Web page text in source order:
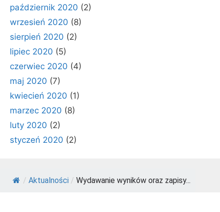
październik 2020 (2)
wrzesień 2020 (8)
sierpień 2020 (2)
lipiec 2020 (5)
czerwiec 2020 (4)
maj 2020 (7)
kwiecień 2020 (1)
marzec 2020 (8)
luty 2020 (2)
styczeń 2020 (2)
/ Aktualności / Wydawanie wyników oraz zapisy...